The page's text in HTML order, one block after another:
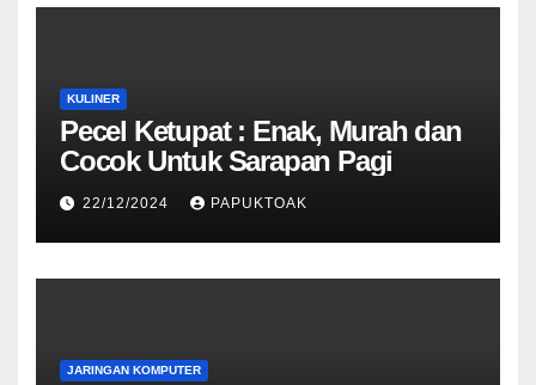
KULINER
Pecel Ketupat : Enak, Murah dan
Cocok Untuk Sarapan Pagi
22/12/2024 PAPUKTOAK
JARINGAN KOMPUTER